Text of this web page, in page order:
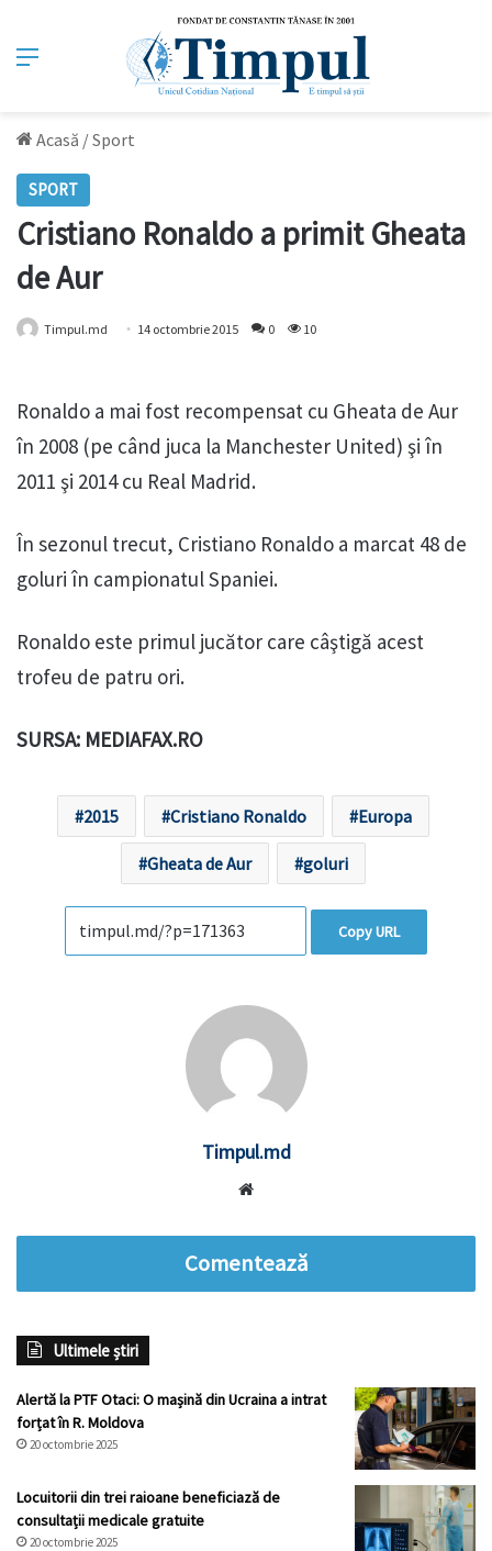
Meniu
Acasă /Sport
SPORT
Cristiano Ronaldo a primit Gheata
de Aur
Timpul.md 14 octombrie 2015 0 10
Ronaldo a mai fost recompensat cu Gheata de Aur
în 2008 (pe când juca la Manchester United) şi în
2011 şi 2014 cu Real Madrid.
În sezonul trecut, Cristiano Ronaldo a marcat 48 de
goluri în campionatul Spaniei.
Ronaldo este primul jucător care câştigă acest
trofeu de patru ori.
SURSA: MEDIAFAX.RO
2015 Cristiano Ronaldo Europa
Gheata de Aur goluri
Copy URL
Timpul.md
Comentează
Ultimele știri
Alertă la PTF Otaci: O mașină din Ucraina a intrat
forțat în R. Moldova
20 octombrie 2025
Locuitorii din trei raioane beneficiază de
consultații medicale gratuite
20 octombrie 2025